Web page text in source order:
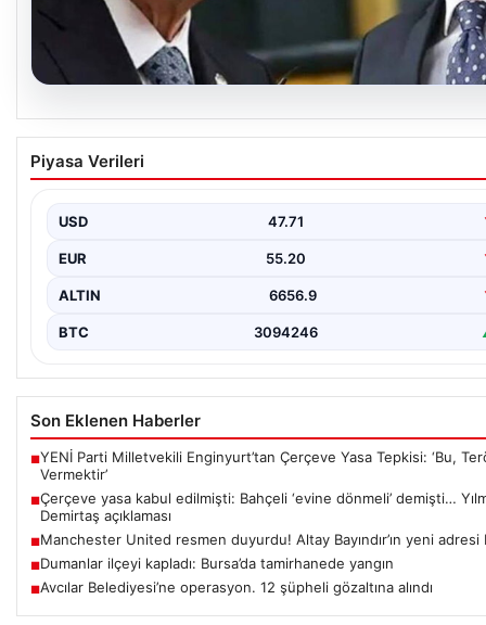
08.08.2026
Çerçeve yasa kabul edilmişti: Bahçeli ‘evine
dönmeli’ demişti… Yılmaz’dan kritik Demirtaş
{ “title”: “Çerçeve Yasa Tartışmaları ve Yılmaz’dan Kritik Demirtaş
Piyasa Verileri
USD 47.71
EUR 55.20
ALTIN 6656.9
BTC 3094246
Son Eklenen Haberler
■YENİ Parti Milletvekili Enginyurt’tan Çerçeve Yasa Tepkisi: ‘Bu,
Vermektir’
■Çerçeve yasa kabul edilmişti: Bahçeli ‘evine dönmeli’ demişti…
Demirtaş açıklaması
■Manchester United resmen duyurdu! Altay Bayındır’ın yeni
■Dumanlar ilçeyi kapladı: Bursa’da tamirhanede yangın
■Avcılar Belediyesi’ne operasyon. 12 şüpheli gözaltına alındı